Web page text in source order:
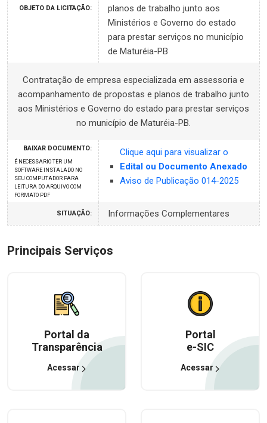
OBJETO DA LICITAÇÃO:
planos de trabalho junto aos
Ministérios e Governo do estado
para prestar serviços no município
de Maturéia-PB
Contratação de empresa especializada em assessoria e
acompanhamento de propostas e planos de trabalho junto
aos Ministérios e Governo do estado para prestar serviços
no município de Maturéia-PB.
BAIXAR DOCUMENTO:
É NECESSARIO TER UM
SOFTWARE INSTALADO NO
SEU COMPUTADOR PARA
LEITURA DO ARQUIVO COM
FORMATO PDF
Clique aqui para visualizar o
Edital ou Documento Anexado
Aviso de Publicação 014-2025
SITUAÇÃO: Informações Complementares
Principais Serviços
Portal da
Transparência
Acessar
Portal
e-SIC
Acessar